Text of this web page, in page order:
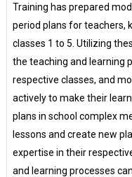
Training has prepared
period plans for teachers,
classes 1 to 5. Utilizing
the teaching and learning
respective classes, and
actively to make their
plans in school complex
lessons and create new
expertise in their
and learning processes